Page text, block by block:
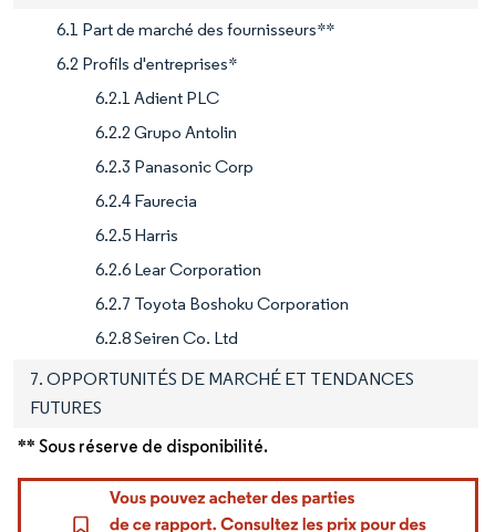
6.1 Part de marché des fournisseurs**
6.2 Profils d'entreprises*
6.2.1 Adient PLC
6.2.2 Grupo Antolin
6.2.3 Panasonic Corp
6.2.4 Faurecia
6.2.5 Harris
6.2.6 Lear Corporation
6.2.7 Toyota Boshoku Corporation
6.2.8 Seiren Co. Ltd
7. OPPORTUNITÉS DE MARCHÉ ET TENDANCES
FUTURES
** Sous réserve de disponibilité.